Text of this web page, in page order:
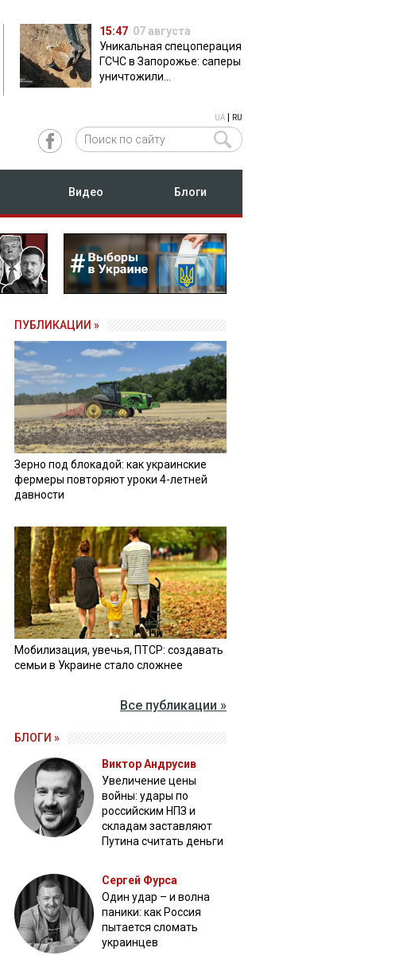
15:47 07 августа
Уникальная спецоперация
ГСЧС в Запорожье: саперы
уничтожили
UA RU
Видео Блоги
ПУБЛИКАЦИИ »
Зерно под блокадой: как украинские
фермеры повторяют уроки 4-летней
давности
Мобилизация, увечья, ПТСР: создавать
семьи в Украине стало сложнее
Все публикации »
БЛОГИ »
Виктор Андрусив
Увеличение цены
войны: удары по
российским НПЗ и
складам заставляют
Путина считать деньги
Сергей Фурса
Один удар – и волна
паники: как Россия
пытается сломать
украинцев